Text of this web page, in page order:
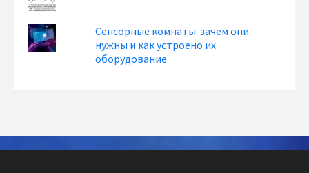
Сенсорные комнаты: зачем они
нужны и как устроено их
оборудование